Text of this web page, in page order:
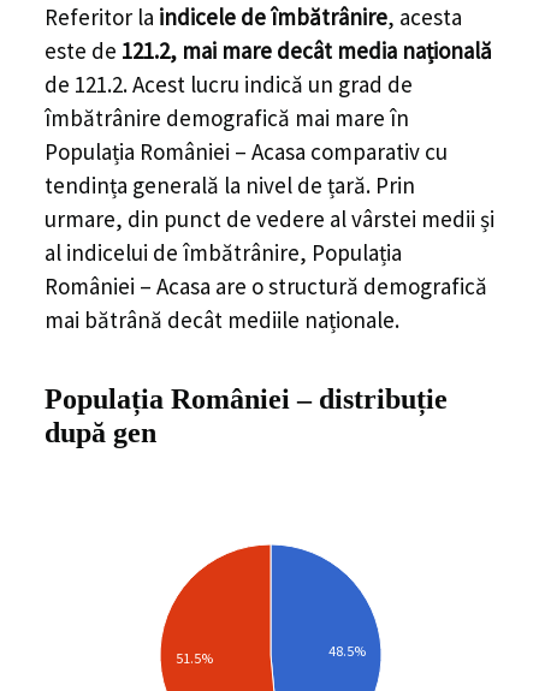
Referitor la indicele de îmbătrânire, acesta
este de 121.2, mai mare decât media națională
de 121.2. Acest lucru indică un grad de
îmbătrânire demografică mai mare în
Populația României – Acasa comparativ cu
tendința generală la nivel de țară. Prin
urmare, din punct de vedere al vârstei medii și
al indicelui de îmbătrânire, Populația
României – Acasa are o structură demografică
mai bătrână decât mediile naționale.
Populația României –distribuție
după gen
48.5%
51.5%